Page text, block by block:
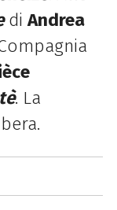
diAndrea
. La